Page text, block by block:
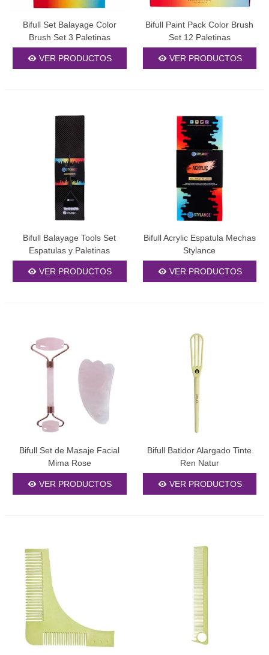
Bifull Set Balayage Color
Brush Set 3 Paletinas
VER PRODUCTOS
Bifull Paint Pack Color Brush
Set 12 Paletinas
VER PRODUCTOS
Bifull Balayage Tools Set
Espatulas y Paletinas
VER PRODUCTOS
Bifull Acrylic Espatula Mechas
Stylance
VER PRODUCTOS
Bifull Set de Masaje Facial
Mima Rose
VER PRODUCTOS
Bifull Batidor Alargado Tinte
Ren Natur
VER PRODUCTOS